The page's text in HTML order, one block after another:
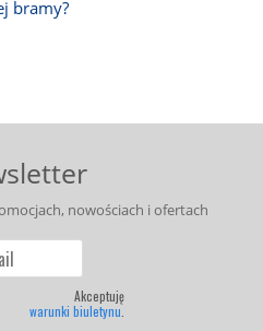
bramy?
nowościach i ofertach
Akceptuję
warunki biuletynu.